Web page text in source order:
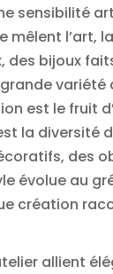
sensibilité
mêlent
des bijoux
est le fruit
la diversité
des
évolue au
création
allient